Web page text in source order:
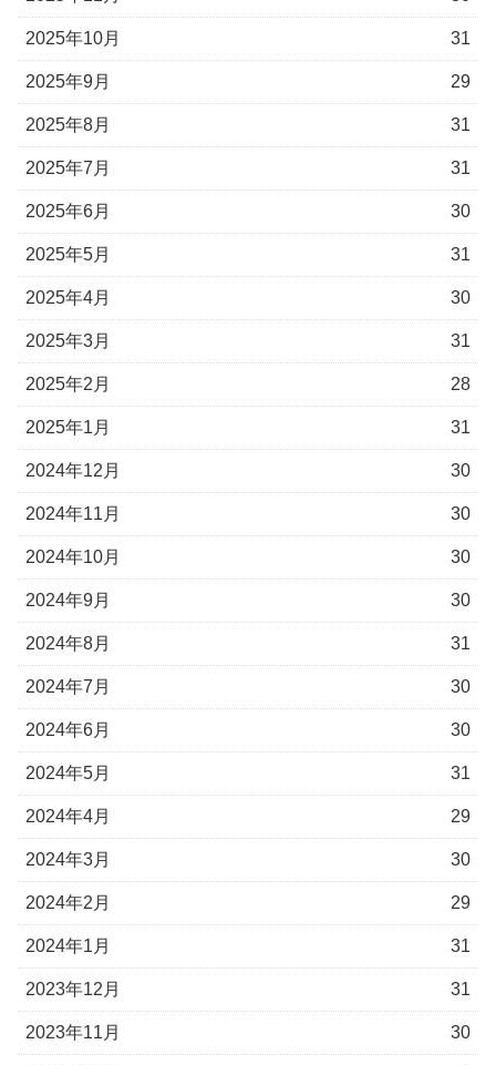
2025年10月 31
2025年9月 29
2025年8月 31
2025年7月 31
2025年6月 30
2025年5月 31
2025年4月 30
2025年3月 31
2025年2月 28
2025年1月 31
2024年12月 30
2024年11月 30
2024年10月 30
2024年9月 30
2024年8月 31
2024年7月 30
2024年6月 30
2024年5月 31
2024年4月 29
2024年3月 30
2024年2月 29
2024年1月 31
2023年12月 31
2023年11月 30